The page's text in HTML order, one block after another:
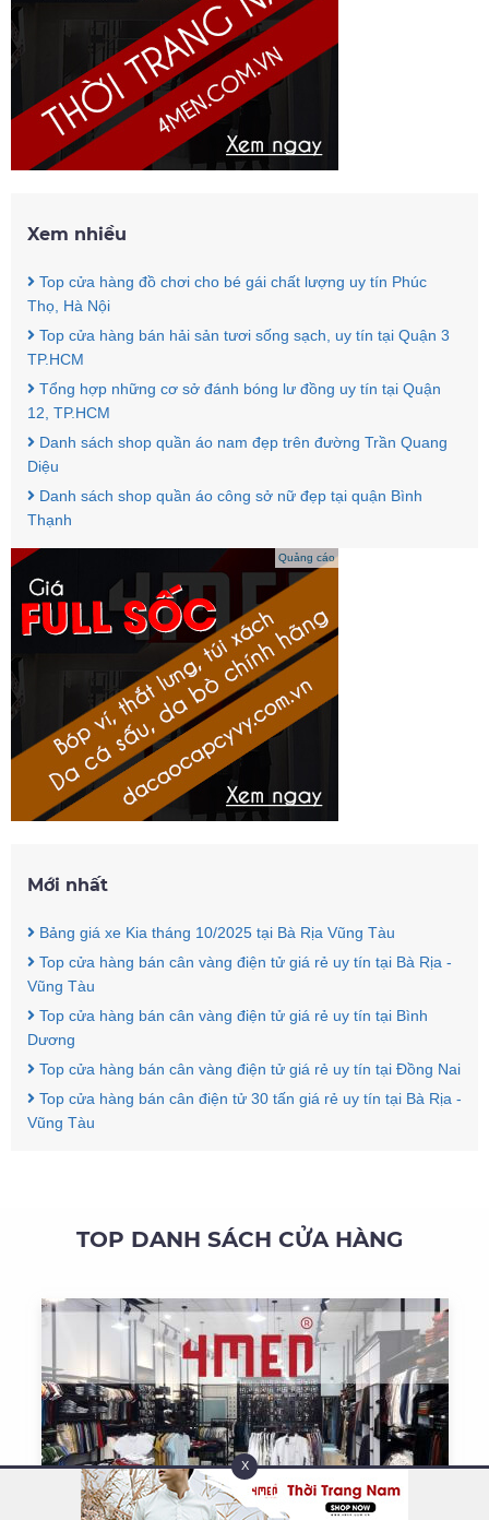
Xem nhiều
Top cửa hàng đồ chơi cho bé gái chất lượng uy tín Phúc
Thọ, Hà Nội
Top cửa hàng bán hải sản tươi sống sạch, uy tín tại Quận 3
TP.HCM
Tổng hợp những cơ sở đánh bóng lư đồng uy tín tại Quận
12, TP.HCM
Danh sách shop quần áo nam đẹp trên đường Trần Quang
Diệu
Danh sách shop quần áo công sở nữ đẹp tại quận Bình
Thạnh
Quảng cáo
Mới nhất
Bảng giá xe Kia tháng 10/2025 tại Bà Rịa Vũng Tàu
Top cửa hàng bán cân vàng điện tử giá rẻ uy tín tại Bà Rịa -
Vũng Tàu
Top cửa hàng bán cân vàng điện tử giá rẻ uy tín tại Bình
Dương
Top cửa hàng bán cân vàng điện tử giá rẻ uy tín tại Đồng Nai
Top cửa hàng bán cân điện tử 30 tấn giá rẻ uy tín tại Bà Rịa -
Vũng Tàu
TOP DANH SÁCH CỬA HÀNG
X